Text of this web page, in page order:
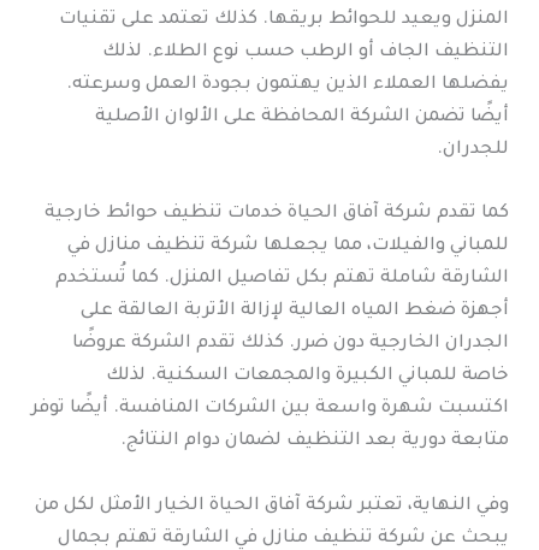
المنزل ويعيد للحوائط بريقها. كذلك تعتمد على تقنيات
التنظيف الجاف أو الرطب حسب نوع الطلاء. لذلك
يفضلها العملاء الذين يهتمون بجودة العمل وسرعته.
أيضًا تضمن الشركة المحافظة على الألوان الأصلية
للجدران.
كما تقدم شركة آفاق الحياة خدمات تنظيف حوائط خارجية
للمباني والفيلات، مما يجعلها شركة تنظيف منازل في
الشارقة شاملة تهتم بكل تفاصيل المنزل. كما تُستخدم
أجهزة ضغط المياه العالية لإزالة الأتربة العالقة على
الجدران الخارجية دون ضرر. كذلك تقدم الشركة عروضًا
خاصة للمباني الكبيرة والمجمعات السكنية. لذلك
اكتسبت شهرة واسعة بين الشركات المنافسة. أيضًا توفر
متابعة دورية بعد التنظيف لضمان دوام النتائج.
وفي النهاية، تعتبر شركة آفاق الحياة الخيار الأمثل لكل من
يبحث عن شركة تنظيف منازل في الشارقة تهتم بجمال